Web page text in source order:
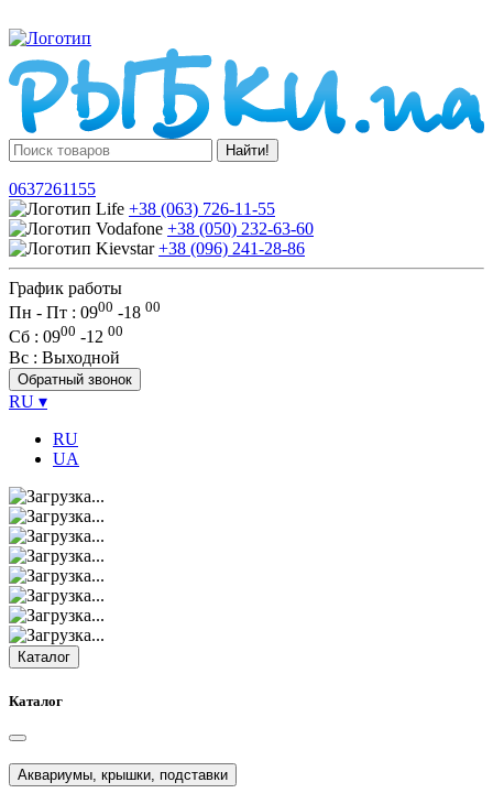
Найти!
0637261155
+38 (063) 726-11-55
+38 (050) 232-63-60
+38 (096) 241-28-86
График работы
Пн - Пт : 0900 -18 00
Сб : 0900 -12 00
Вс : Выходной
Обратный звонок
RU ▾
RU
UA
Каталог
Каталог
Аквариумы, крышки, подставки